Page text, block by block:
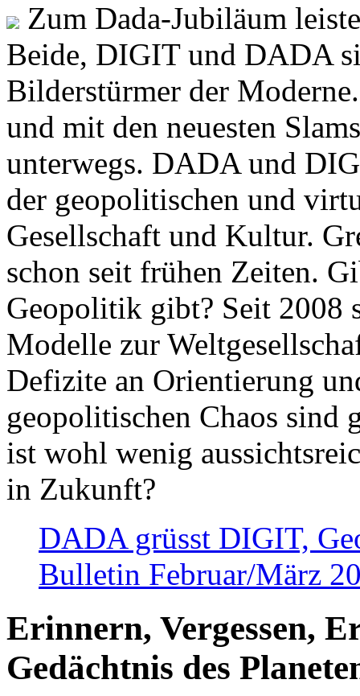
Zum Dada-Jubiläum
Beide, DIGIT und DADA
Bilderstürmer der
und mit den neuesten
unterwegs. DADA und
der geopolitischen und
Gesellschaft und Kultur.
schon seit frühen Zeiten.
Geopolitik gibt? Seit 2008
Modelle zur
Defizite an Orientierung
geopolitischen Chaos sind
ist wohl wenig
in Zukunft?
DADA grüsst DIGIT,
Bulletin Februar/März
Erinnern, Vergessen,
Gedächtnis des